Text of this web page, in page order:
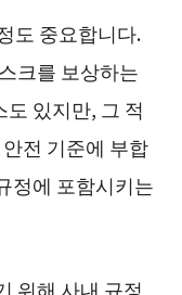
도 중요합니다.
크를 보상하는
있지만, 그 적
전 기준에 부합
정에 포함시키는
위해 사내 규정